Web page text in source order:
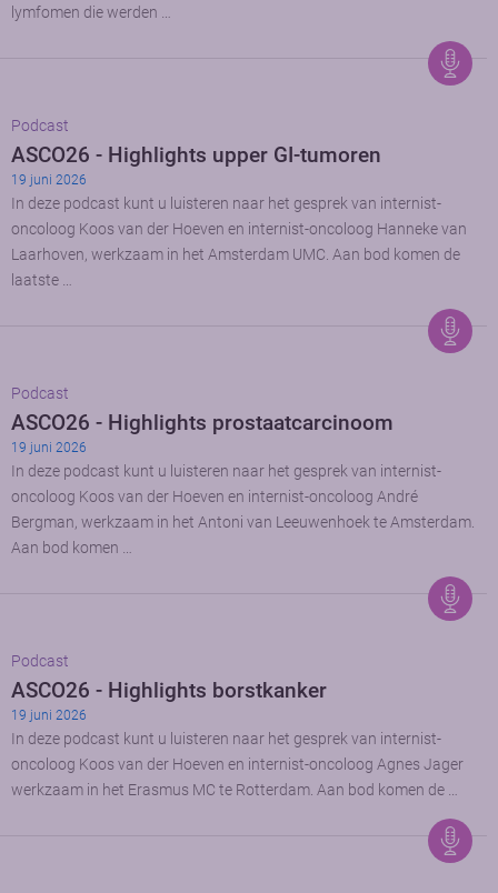
lymfomen die werden …
Podcast
ASCO26 - Highlights upper GI-tumoren
19 juni 2026
In deze podcast kunt u luisteren naar het gesprek van internist-
oncoloog Koos van der Hoeven en internist-oncoloog Hanneke van
Laarhoven, werkzaam in het Amsterdam UMC. Aan bod komen de
laatste …
Podcast
ASCO26 - Highlights prostaatcarcinoom
19 juni 2026
In deze podcast kunt u luisteren naar het gesprek van internist-
oncoloog Koos van der Hoeven en internist-oncoloog André
Bergman, werkzaam in het Antoni van Leeuwenhoek te Amsterdam.
Aan bod komen …
Podcast
ASCO26 - Highlights borstkanker
19 juni 2026
In deze podcast kunt u luisteren naar het gesprek van internist-
oncoloog Koos van der Hoeven en internist-oncoloog Agnes Jager
werkzaam in het Erasmus MC te Rotterdam. Aan bod komen de …